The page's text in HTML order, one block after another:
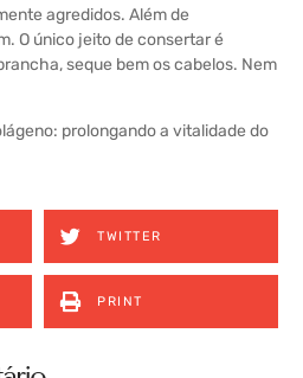
agredidos. Além de
O único jeito de consertar é
seque bem os cabelos. Nem
prolongando a vitalidade do
TWITTER
PRINT